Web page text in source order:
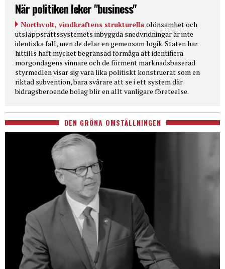
När politiken leker "business"
Northvolt, vindkraftens strukturella olönsamhet och
utsläppsrättssystemets inbyggda snedvridningar är inte
identiska fall, men de delar en gemensam logik. Staten har
hittills haft mycket begränsad förmåga att identifiera
morgondagens vinnare och de förment marknadsbaserad
styrmedlen visar sig vara lika politiskt konstruerat som en
riktad subvention, bara svårare att se i ett system där
bidragsberoende bolag blir en allt vanligare företeelse.
DEN GRÖNA OMSTÄLLNINGEN